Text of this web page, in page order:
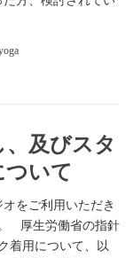
及びスタ
ついて
をご利用いただき
厚生労働省の指針
着用について、以